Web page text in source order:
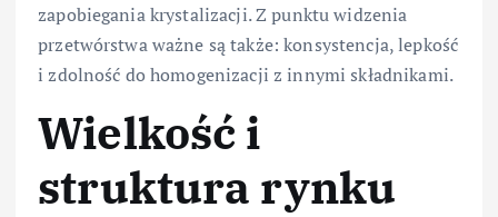
zapobiegania krystalizacji. Z punktu widzenia
przetwórstwa ważne są także: konsystencja, lepkość
i zdolność do homogenizacji z innymi składnikami.
Wielkość i
struktura rynku